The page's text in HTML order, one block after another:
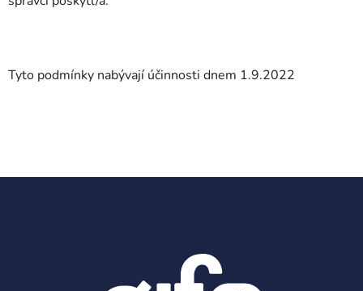
Tyto podmínky nabývají účinnosti dnem 1.9.2022